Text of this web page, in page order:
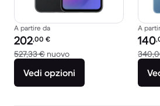
A partire da
Prezzo del ricondizionato:
202,00 €
527,33 € nuovoRispetto a 527,33 € del
Vedi opzioni
A
140